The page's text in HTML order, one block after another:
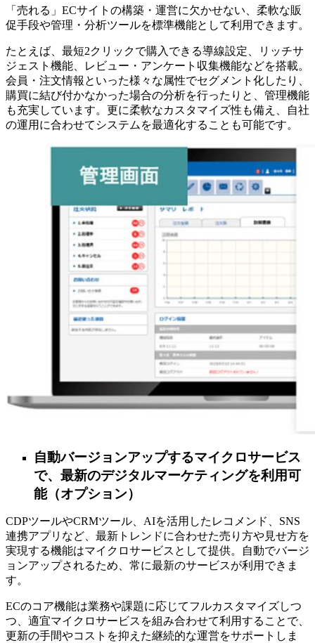
「売れる」ECサイトの構築・運営に欠かせない、柔軟な販
促手段や管理・分析ツールを標準機能として利用できます。
たとえば、最短2クリックで購入できる導線設定、リッチサ
ジェスト機能、レビュー・アンケート収集機能などを搭載。
会員・注文情報といった様々な属性でセグメント化したり、
購買に結び付かなかった場合の分析を行ったりと、管理機能
も充実しています。更に柔軟なカスタマイズ性も備え、自社
の運用に合わせてシステムを最適化することも可能です。
自動バージョンアップするマイクロサービス
で、最新のデジタルマーケティングを利用可
能（オプション）
CDPツールやCRMツール、AIを活用したレコメンド、SNS
連携アプリなど、最新トレンドに合わせた売り方や見せ方を
実現する機能はマイクロサービスとして提供。自動でバージ
ョンアップされるため、常に最新のサービスが利用できま
す。
ECのコア機能は業務や課題に応じてフルカスタマイズしつ
つ、適宜マイクロサービスを組み合わせて利用することで、
更新の手間やコストを抑えた継続的な運営をサポートしま